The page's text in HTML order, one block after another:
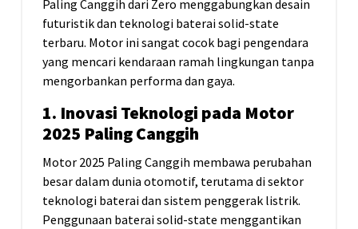
Paling Canggih dari Zero menggabungkan desain
futuristik dan teknologi baterai solid-state
terbaru. Motor ini sangat cocok bagi pengendara
yang mencari kendaraan ramah lingkungan tanpa
mengorbankan performa dan gaya.
1. Inovasi Teknologi pada Motor
2025 Paling Canggih
Motor 2025 Paling Canggih membawa perubahan
besar dalam dunia otomotif, terutama di sektor
teknologi baterai dan sistem penggerak listrik.
Penggunaan baterai solid-state menggantikan